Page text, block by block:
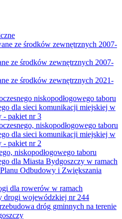
ze środków zewnętrznych 2007-
ze środków zewnętrznych 2007-
ze środków zewnętrznych 2021-
niskopodłogowego taboru
dla sieci komunikacji miejskiej w
- pakiet nr 3
niskopodłogowego taboru
dla sieci komunikacji miejskiej w
- pakiet nr 2
niskopodłogowego taboru
dla Miasta Bydgoszczy w ramach
Odbudowy i Zwiększania
dla rowerów w ramach
drogi wojewódzkiej nr 244
dróg gminnych na terenie